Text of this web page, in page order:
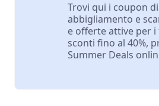
Trovi qui i coupon
abbigliamento e
e offerte attive per
sconti fino al 40%,
Summer Deals